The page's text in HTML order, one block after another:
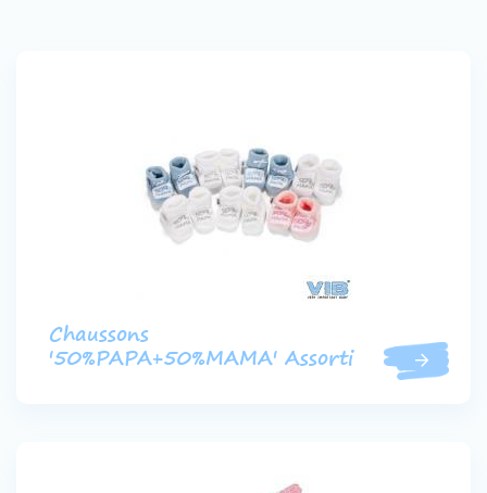
Chaussons
'50%PAPA+50%MAMA' Assorti